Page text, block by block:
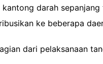
darah sepanjang
ke beberapa
dari pelaksanaan